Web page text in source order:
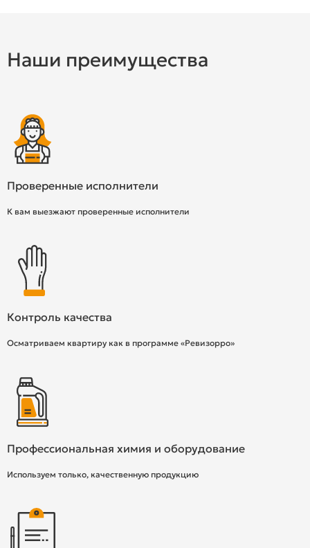
Наши преимущества
Проверенные исполнители
К вам выезжают проверенные исполнители
Контроль качества
Осматриваем квартиру как в программе «Ревизорро»
Профессиональная химия и оборудование
Используем только, качественную продукцию